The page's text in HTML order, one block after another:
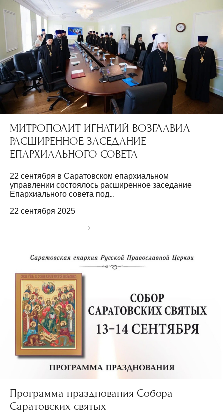
МИТРОПОЛИТ ИГНАТИЙ ВОЗГЛАВИЛ
РАСШИРЕННОЕ ЗАСЕДАНИЕ
ЕПАРХИАЛЬНОГО СОВЕТА
22 сентября в Саратовском епархиальном
управлении состоялось расширенное заседание
Епархиального совета под...
22 сентября 2025
Программа празднования Собора
Саратовских святых